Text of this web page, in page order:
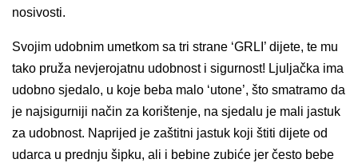
nosivosti.
Svojim udobnim umetkom sa tri strane ‘GRLI’ dijete, te mu
tako pruža nevjerojatnu udobnost i sigurnost! Ljuljačka ima
udobno sjedalo, u koje beba malo ‘utone’, što smatramo da
je najsigurniji način za korištenje, na sjedalu je mali jastuk
za udobnost. Naprijed je zaštitni jastuk koji štiti dijete od
udarca u prednju šipku, ali i bebine zubiće jer često bebe